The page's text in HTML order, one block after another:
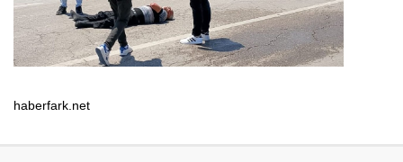
haberfark.net